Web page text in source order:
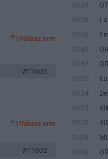
Válasz erre
#11603
Válasz erre
#11602
10:59
10:58
10:56
10:48
10:42
10:35
10:34
10:23
10:20
10:09
10:09